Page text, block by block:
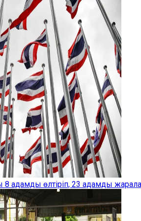
8 адамды өлтіріп, 23 адамды